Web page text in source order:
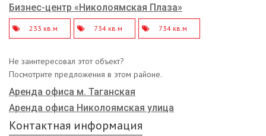
Бизнес-центр «Николоямская Плаза»
233 кв.м 734 кв.м 734 кв.м
Не заинтересовал этот объект?
Посмотрите предложения в этом районе.
Аренда офиса м. Таганская
Аренда офиса Николоямская улица
Контактная информация